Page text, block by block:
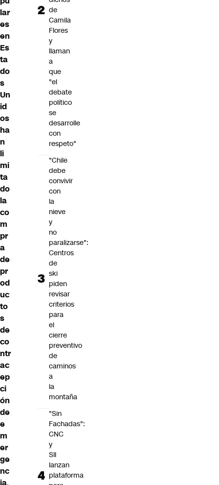
lar
es
en
Es
ta
do
s
Un
id
os
ha
n
li
mi
ta
do
la
co
m
pr
a
de
pr
od
uc
to
s
de
co
ntr
ac
ep
ci
ón
de
e
m
er
ge
nc
de
Camila
Flores
y
llaman
a
que
"el
debate
político
se
desarrolle
con
respeto"
"Chile
debe
convivir
con
la
nieve
y
no
paralizarse":
Centros
de
ski
piden
revisar
criterios
para
el
cierre
preventivo
de
caminos
a
la
montaña
"Sin
Fachadas":
CNC
y
SII
lanzan
plataforma